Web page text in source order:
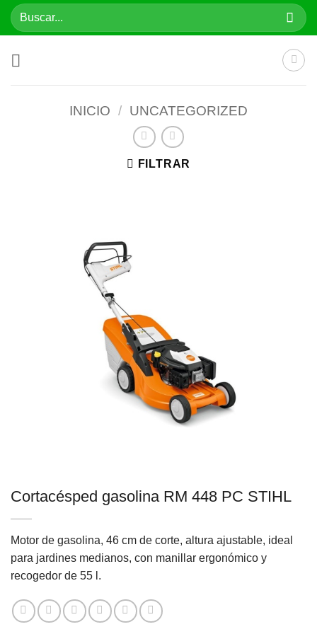
SaltarBuscar
por:
INICIO / UNCATEGORIZED
FILTRAR
Cortacésped gasolina RM 448 PC STIHL
Motor de gasolina, 46 cm de corte, altura ajustable, ideal
para jardines medianos, con manillar ergonómico y
recogedor de 55 l.